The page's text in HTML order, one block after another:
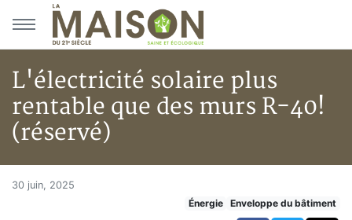
Aller au menu principal
Aller au contenu principal
L'électricité solaire plus
rentable que des murs R-40!
(réservé)
Accueil
L'électricité solaire plus
30 juin, 2025
Énergie
Enveloppe du bâtiment